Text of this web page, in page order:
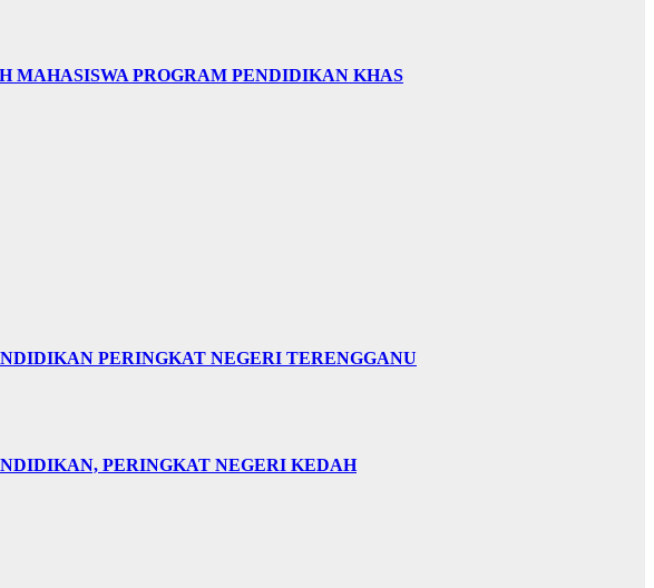
MAHASISWA PROGRAM PENDIDIKAN KHAS
PERINGKAT NEGERI TERENGGANU
PERINGKAT NEGERI KEDAH